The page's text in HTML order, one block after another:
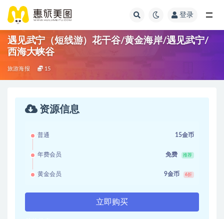
登录
遇见武宁（短线游）花干谷/黄金海岸/遇见武宁/
西海大峡谷
旅游海报 15
资源信息
普通 15金币
年费会员 免费 推荐
黄金会员 9金币 6折
立即购买